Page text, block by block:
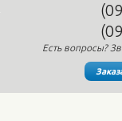
Есть вопросы?